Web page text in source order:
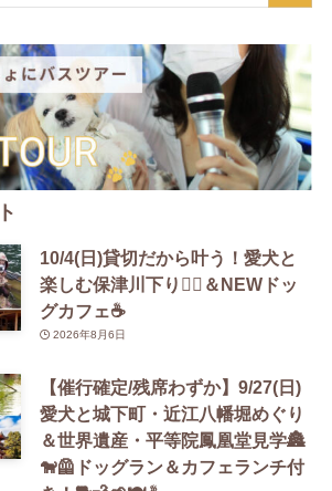
10/4(日)貸切だから叶う！愛犬と
楽しむ保津川下り🚣‍♀️＆NEWドッ
グカフェ☕️
2026年8月6日
【催行確定/残席わずか】9/27(日)
愛犬と城下町・近江八幡堀めぐり
＆世界遺産・平等院鳳凰堂見学🏯
🐕‍🦺ドッグラン＆カフェランチ付